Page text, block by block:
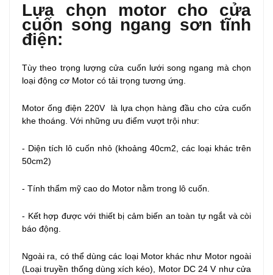
Lựa chọn motor cho cửa
cuốn song ngang sơn tĩnh
điện:
Tùy theo trọng lượng cửa cuốn lưới song ngang mà chọn
loại động cơ Motor có tải trọng tương ứng.
Motor ống điện 220V là lựa chọn hàng đầu cho cửa cuốn
khe thoáng. Với những ưu điểm vượt trội như:
- Diện tích lô cuốn nhỏ (khoảng 40cm2, các loại khác trên
50cm2)
- Tính thẩm mỹ cao do Motor nằm trong lô cuốn.
- Kết hợp được với thiết bị cảm biến an toàn tự ngắt và còi
báo động.
Ngoài ra, có thể dùng các loại Motor khác như Motor ngoài
(Loại truyền thống dùng xích kéo), Motor DC 24 V như cửa